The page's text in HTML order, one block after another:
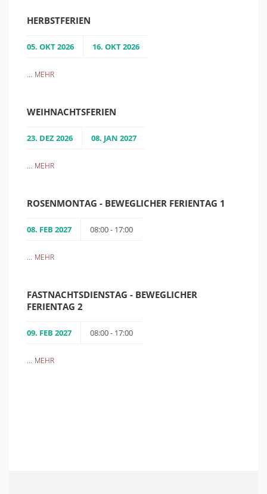
HERBSTFERIEN
05. OKT 2026 16. OKT 2026
... MEHR
WEIHNACHTSFERIEN
23. DEZ 2026 08. JAN 2027
... MEHR
ROSENMONTAG - BEWEGLICHER FERIENTAG 1
08. FEB 2027 08:00 - 17:00
... MEHR
FASTNACHTSDIENSTAG - BEWEGLICHER
FERIENTAG 2
09. FEB 2027 08:00 - 17:00
... MEHR